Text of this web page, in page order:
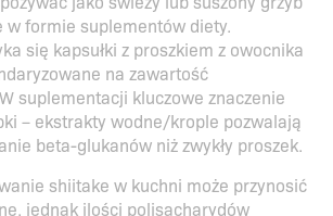
w formie suplementów diety.
się kapsułki z proszkiem z owocnika
na zawartość
suplementacji kluczowe znaczenie
– ekstrakty wodne/krople pozwalają
beta-glukanów niż zwykły proszek.
shiitake w kuchni może przynosić
jednak ilości polisacharydów